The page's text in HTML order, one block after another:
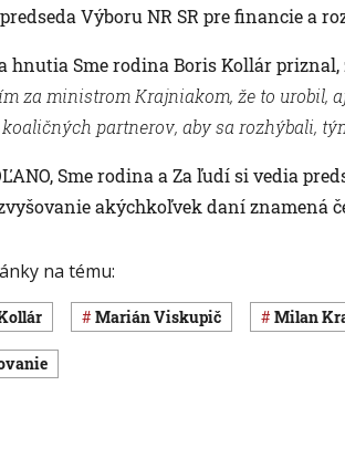
Výboru NR SR pre financie a
hnutia Sme rodina Boris Kollár
za ministrom Krajniakom, že to urobil,
partnerov, aby sa rozhýbali,
Sme rodina a Za ľudí si vedia
akýchkoľvek daní znamená
na tému:
Marián Viskupič Milan